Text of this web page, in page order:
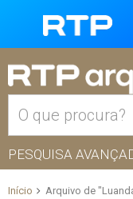
PESQUISA
Início Arquivo de